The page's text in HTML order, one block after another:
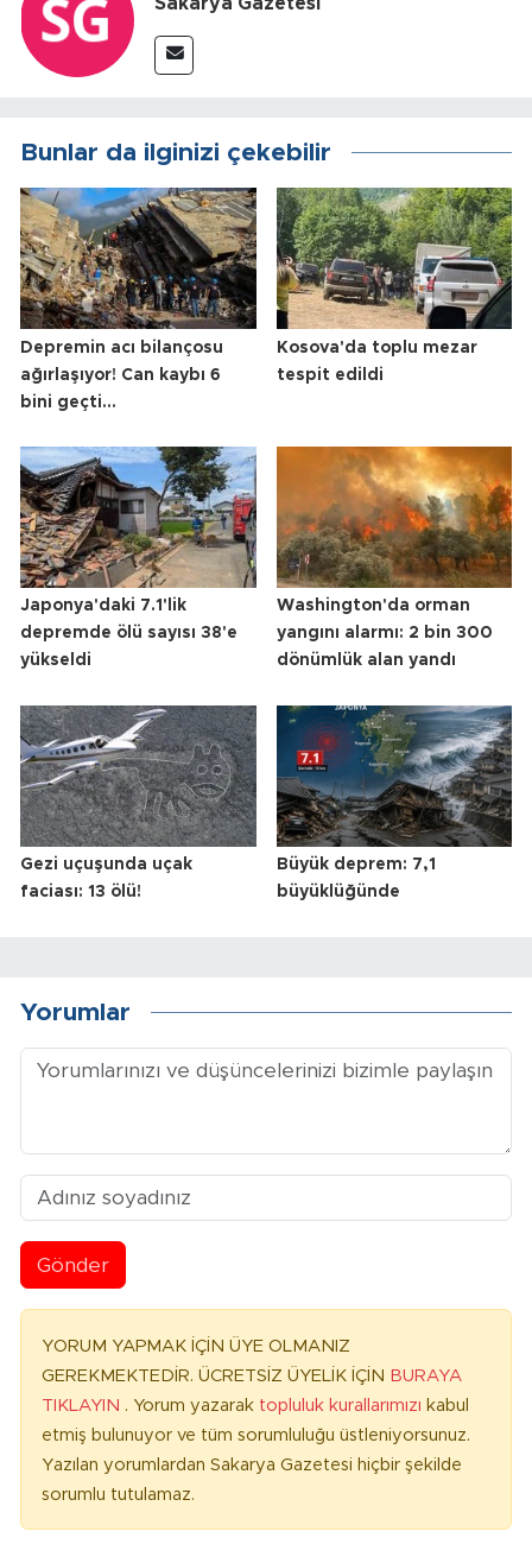
Bunlar da ilginizi çekebilir
Depremin acı bilançosu
ağırlaşıyor! Can kaybı 6
bini geçti...
Kosova'da toplu mezar
tespit edildi
Japonya'daki 7.1'lik
depremde ölü sayısı 38'e
yükseldi
Washington'da orman
yangını alarmı: 2 bin 300
dönümlük alan yandı
Gezi uçuşunda uçak
faciası: 13 ölü!
Büyük deprem: 7,1
büyüklüğünde
Yorumlar
Gönder
YORUM YAPMAK İÇİN ÜYE OLMANIZ
GEREKMEKTEDİR. ÜCRETSİZ ÜYELİK İÇİN BURAYA
TIKLAYIN . Yorum yazarak topluluk kurallarımızı kabul
etmiş bulunuyor ve tüm sorumluluğu üstleniyorsunuz.
Yazılan yorumlardan Sakarya Gazetesi hiçbir şekilde
sorumlu tutulamaz.